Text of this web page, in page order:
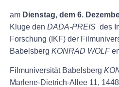
am Dienstag, dem 6.
Kluge den DADA-PREIS des
Forschung (IKF) der
Babelsberg KONRAD WOLF
Filmuniversität Babelsberg
Marlene-Dietrich-Allee 11,